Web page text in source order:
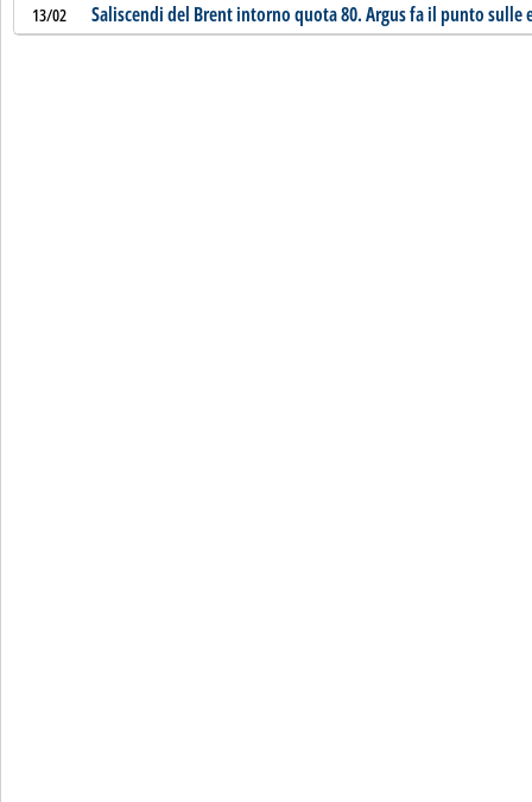
13/02 Saliscendi del Brent intorno quota 80. Argus fa il punto